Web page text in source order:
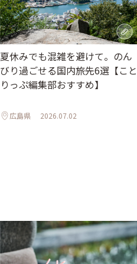
夏休みでも混雑を避けて。のん
びり過ごせる国内旅先6選【こと
りっぷ編集部おすすめ】
広島県 2026.07.02